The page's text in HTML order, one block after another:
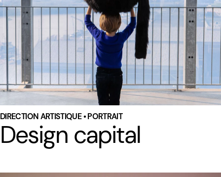
DIRECTION ARTISTIQUE • PORTRAIT
Design capital